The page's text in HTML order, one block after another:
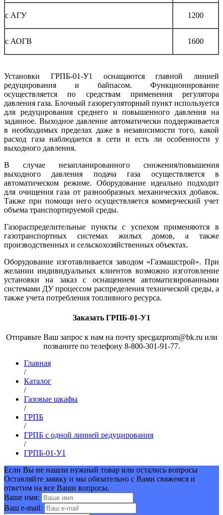
с АГУ 1200
с АОГВ 1600
Установки ГРПБ-01-У1 оснащаются главной линией
редуцирования и байпасом. Функционирование
осуществляется по средствам применения регулятора
давления газа. Блочный газорегуляторный пункт используется
для редуцирования среднего и повышенного давления на
заданное. Выходное давление автоматически поддерживается
в необходимых пределах даже в независимости того, какой
расход газа наблюдается в сети и есть ли особенности у
выходного давления.
В случае незапланированного снижения/повышения
выходного давления подача газа осуществляется в
автоматическом режиме. Оборудование идеально подходит
для очищения газа от разнообразных механических добавок.
Также при помощи него осуществляется коммерческий учет
объема транспортируемой среды.
Газораспределительные пункты с успехом применяются в
газотранспортных системах жилых домов, а также
производственных и сельскохозяйственных объектах.
Оборудование изготавливается заводом «Газмашстрой». При
желании индивидуальных клиентов возможно изготовление
установки на заказ с оснащением автоматизированными
системами ДУ процессом распределения технической среды, а
также учета потребления топливного ресурса.
Заказать ГРПБ-01-У1
Отправьте Ваш запрос к нам на почту specgazprom@bk.ru или
позваните по телефону 8-800-301-91-77.
Главная
/
Каталог
/
Газовые шкафы
/
ГРПБ
/
ГРПБ с одной линией редуцирования
/
ГРПБ-01-У1
Если Вы не нашли нужный товар или остались вопросы
Оставляйте заявку и мы обязательно с Вами свяжемся и
ответим на все Ваши вопросы.
Ваше имя:
Ваш e-mail: